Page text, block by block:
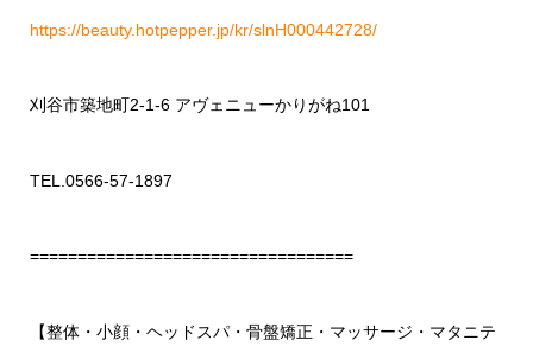
https://beauty.hotpepper.jp/kr/slnH000442728/
刈谷市築地町2-1-6 アヴェニューかりがね101
TEL.0566-57-1897
==================================
【整体・小顔・ヘッドスパ・骨盤矯正・マッサージ・マタニテ